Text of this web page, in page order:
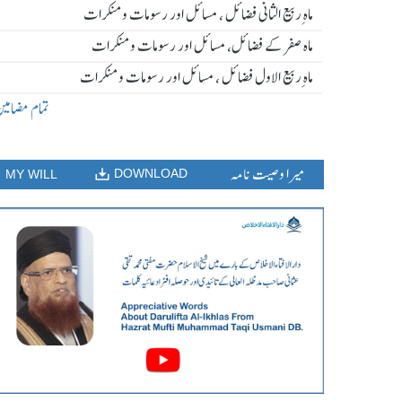
ماہ ِربیع الثانی فضائل ، مسائل اور رسومات و منکرات
ماہ صفر کے فضائل، مسائل اور رسومات و منکرات
ماہ ِربیع الاول فضائل ، مسائل اور رسومات و منکرات
تمام
MY WILL DOWNLOAD میرا وصیت نامہ